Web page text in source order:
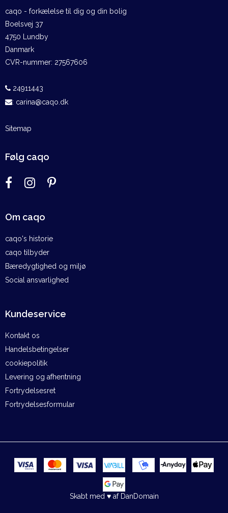
caqo - forkælelse til dig og din bolig
Boelsvej 37
4750 Lundby
Danmark
CVR-nummer: 27567606
24911443
: carina@caqo.dk
Sitemap
Følg caqo
Om caqo
caqo's historie
caqo tilbyder
Bæredygtighed og miljø
Social ansvarlighed
Kundeservice
Kontakt os
Handelsbetingelser
cookiepolitik
Levering og afhentning
Fortrydelsesret
Fortrydelsesformular
Skabt med ♥ af DanDomain